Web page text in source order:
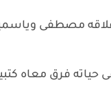
علاقه مصطفى
فرق معاه